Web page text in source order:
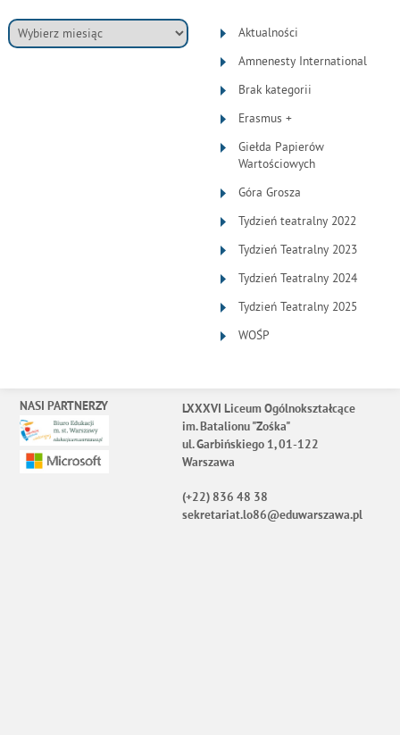
Aktualności
Amnenesty International
Brak kategorii
Erasmus +
Giełda Papierów
Wartościowych
Góra Grosza
Tydzień teatralny 2022
Tydzień Teatralny 2023
Tydzień Teatralny 2024
Tydzień Teatralny 2025
WOŚP
NASI PARTNERZY
LXXXVI Liceum Ogólnokształcące
im. Batalionu "Zośka"
ul. Garbińskiego 1, 01-122
Warszawa
(+22) 836 48 38
sekretariat.lo86@eduwarszawa.pl